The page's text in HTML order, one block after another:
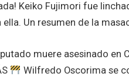
Keiko Fujimori fue
Un resumen de la
muere asesinado en
Wilfredo Oscorima se